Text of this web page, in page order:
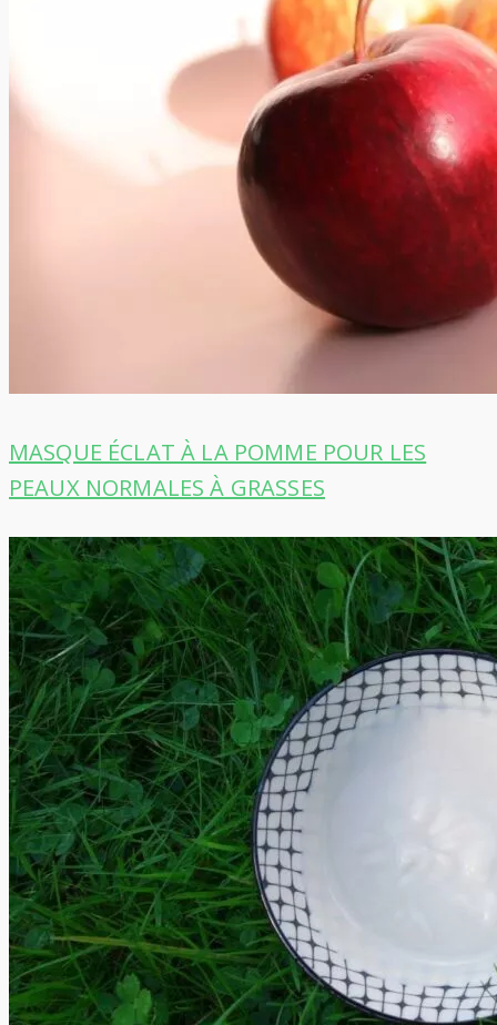
MASQUE ÉCLAT À LA POMME POUR LES
PEAUX NORMALES À GRASSES